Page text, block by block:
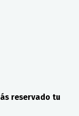
reservado tu